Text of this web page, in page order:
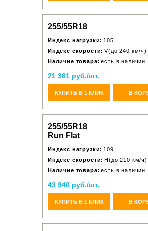
255/55R18
Индекс нагрузки: 105
Индекс скорости: V(до 240 км/ч)
Наличие товара: есть в наличии
21 361 руб./шт.
КУПИТЬ В 1 КЛИК В
255/55R18
Run Flat
Индекс нагрузки: 109
Индекс скорости: H(до 210 км/ч)
Наличие товара: есть в наличии
43 940 руб./шт.
КУПИТЬ В 1 КЛИК В